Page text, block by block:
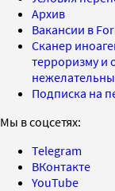
Архив
Вакансии в
Сканер
терроризму и
Подписка на
Мы в соцсетях:
Telegram
ВКонтакте
YouTube